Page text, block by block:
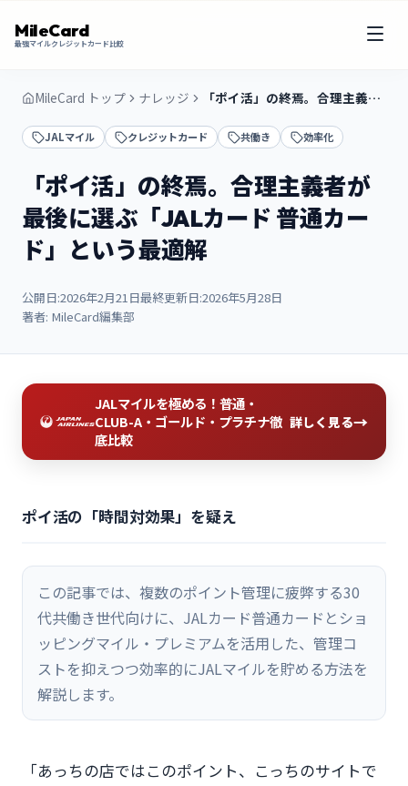
MileCard
最強マイルクレジットカード比較
MileCard トップ ナレッジ 「ポイ活」の終焉。合理主義者が最後に選ぶ「JALカード 普通カード」という最適解
JALマイル クレジットカード 共働き 効率化
「ポイ活」の終焉。合理主義者が
最後に選ぶ「JALカード 普通カー
ド」という最適解
公開日:2026年2月21日最終更新日:2026年5月28日
著者: MileCard編集部
JALマイルを極める！普通・
CLUB-A・ゴールド・プラチナ徹
底比較
詳しく見る→
ポイ活の「時間対効果」を疑え
この記事では、複数のポイント管理に疲弊する30
代共働き世代向けに、JALカード普通カードとショ
ッピングマイル・プレミアムを活用した、管理コ
ストを抑えつつ効率的にJALマイルを貯める方法を
解説します。
「あっちの店ではこのポイント、こっちのサイトで